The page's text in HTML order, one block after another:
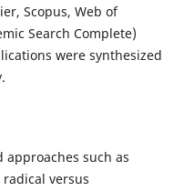
Scopus, Web of
Search Complete)
were synthesized
such as
versus